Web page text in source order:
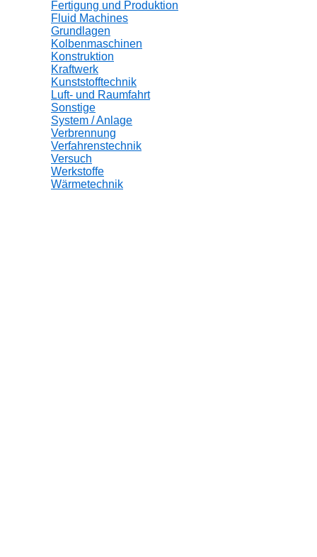
Fertigung und Produktion
Fluid Machines
Grundlagen
Kolbenmaschinen
Konstruktion
Kraftwerk
Kunststofftechnik
Luft- und Raumfahrt
Sonstige
System / Anlage
Verbrennung
Verfahrenstechnik
Versuch
Werkstoffe
Wärmetechnik